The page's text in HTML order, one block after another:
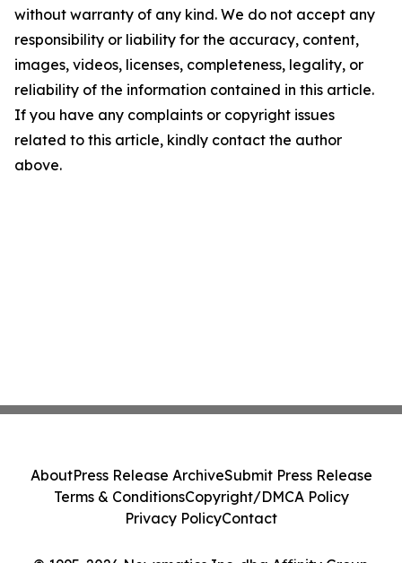
without warranty of any kind. We do not accept any
responsibility or liability for the accuracy, content,
images, videos, licenses, completeness, legality, or
reliability of the information contained in this article.
If you have any complaints or copyright issues
related to this article, kindly contact the author
above.
AboutPress Release ArchiveSubmit Press Release
Terms & ConditionsCopyright/DMCA Policy
Privacy PolicyContact